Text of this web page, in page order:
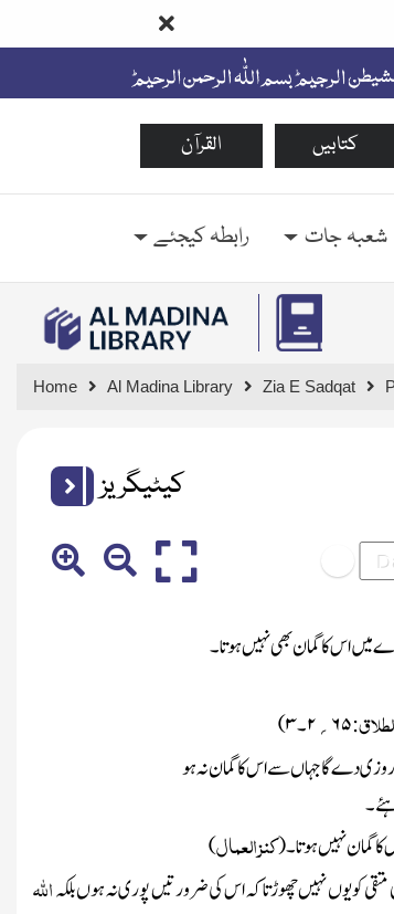
القرآن کتابیں
شعبہ جات رابطہ کیجئے
Home Al Madina Library Zia E Sadqat
کیٹیگریز
اس کا گمان بھی نہیں ہوتا۔
:۶۵ ؍ ۲۔۳)
دے گا جہاں سے اس کا گمان نہ ہو
گمان نہیں ہوتا۔(کنز العمال)
متقی کو یوں نہیں چھوڑتا کہ اس کی ضرورتیں پوری نہ ہوں بلکہاللہ